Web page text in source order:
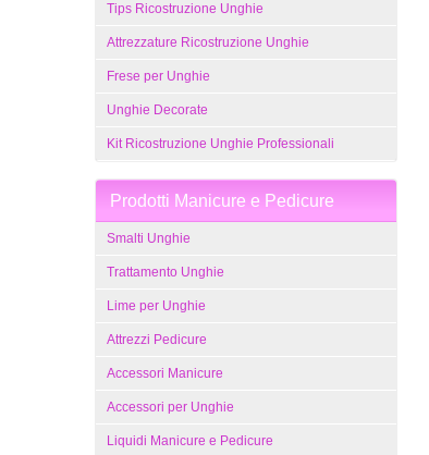
Tips Ricostruzione Unghie
Attrezzature Ricostruzione Unghie
Frese per Unghie
Unghie Decorate
Kit Ricostruzione Unghie Professionali
Prodotti Manicure e Pedicure
Smalti Unghie
Trattamento Unghie
Lime per Unghie
Attrezzi Pedicure
Accessori Manicure
Accessori per Unghie
Liquidi Manicure e Pedicure